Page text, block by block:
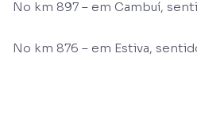
No km 897 – em Cambuí,
No km 876 – em Estiva,